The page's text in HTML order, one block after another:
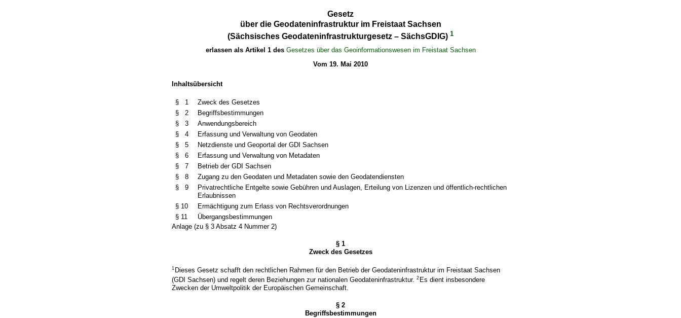
Gesetz
über die Geodateninfrastruktur im Freistaat Sachsen
(Sächsisches Geodateninfrastrukturgesetz – SächsGDIG) 1
erlassen als Artikel 1 des Gesetzes über das Geoinformationswesen im Freistaat Sachsen
Vom 19. Mai 2010
Inhaltsübersicht
§ 1
Zweck des Gesetzes
§ 2
Begriffsbestimmungen
§ 3
Anwendungsbereich
§ 4
Erfassung und Verwaltung von Geodaten
§ 5
Netzdienste und Geoportal der GDI Sachsen
§ 6
Erfassung und Verwaltung von Metadaten
§ 7
Betrieb der GDI Sachsen
§ 8
Zugang zu den Geodaten und Metadaten sowie den Geodatendiensten
§ 9
Privatrechtliche Entgelte sowie Gebühren und Auslagen, Erteilung von Lizenzen und öffentlich-rechtlichen
Erlaubnissen
§ 10
Ermächtigung zum Erlass von Rechtsverordnungen
§ 11
Übergangsbestimmungen
Anlage (zu § 3 Absatz 4 Nummer 2)
§ 1
Zweck des Gesetzes
1 Dieses Gesetz schafft den rechtlichen Rahmen für den Betrieb der Geodateninfrastruktur im Freistaat Sachsen
(GDI Sachsen) und regelt deren Beziehungen zur nationalen Geodateninfrastruktur.2 Es dient insbesondere
Zwecken der Umweltpolitik der Europäischen Gemeinschaft.
§ 2
Begriffsbestimmungen